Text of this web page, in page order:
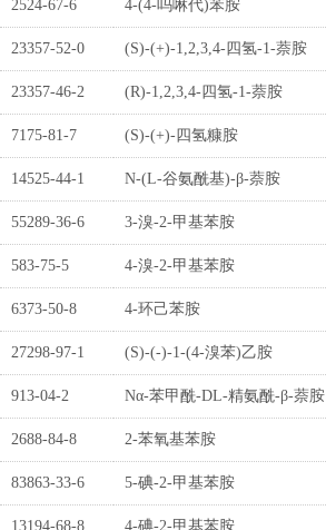
2524-67-6 4-(4-吗啉代)苯胺
23357-52-0 (S)-(+)-1,2,3,4-四氢-1-萘胺
23357-46-2 (R)-1,2,3,4-四氢-1-萘胺
7175-81-7 (S)-(+)-四氢糠胺
14525-44-1 N-(L-谷氨酰基)-β-萘胺
55289-36-6 3-溴-2-甲基苯胺
583-75-5 4-溴-2-甲基苯胺
6373-50-8 4-环己苯胺
27298-97-1 (S)-(-)-1-(4-溴苯)乙胺
913-04-2 Nα-苯甲酰-DL-精氨酰-β-萘胺
2688-84-8 2-苯氧基苯胺
83863-33-6 5-碘-2-甲基苯胺
13194-68-8 4-碘-2-甲基苯胺